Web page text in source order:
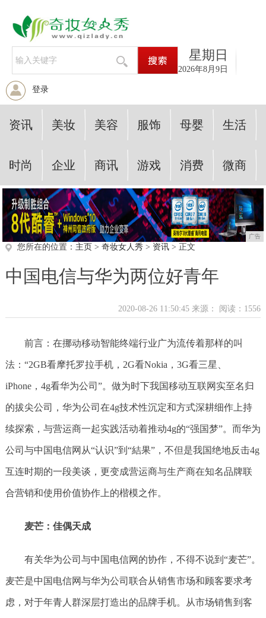
星期日
2026年8月9日
登录
资讯 美妆 美容 服饰 母婴 生活
时尚 企业 商讯 游戏 消费 微商
广告
您所在的位置： 主页 > 奇妆女人秀 > 资讯> 正文
中国电信与华为两位好青年
2020-08-26 11:50:45 来源： 阅读：1556
前言：在挪动移动智能终端行业广为流传着那样的叫
法：“2GB看摩托罗拉手机，2G看Nokia，3G看三星、
iPhone，4g看华为公司”。做为时下我国移动互联网实至名归
的拔尖公司，华为公司在4g技术性沉定和方式深耕细作上持
续探索，与营运商一起实践活动着推动4g的“强国梦”。而华为
公司与中国电信网从“认识”到“結果”，不但是我国绝地反击4g
互连时期的一段美谈，更变成营运商与生产商在知名品牌联
合营销和使用价值协作上的楷模之作。
麦芒：佳偶天成
有关华为公司与中国电信网的协作，不得不说到“麦芒”。
麦芒是中国电信网与华为公司联合从销售市场和顾客要求考
虑，对于年青人群深层打造出的品牌手机。从市场销售到客